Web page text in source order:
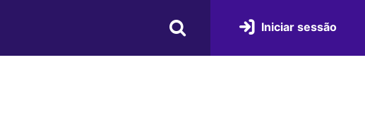
Iniciar sessão